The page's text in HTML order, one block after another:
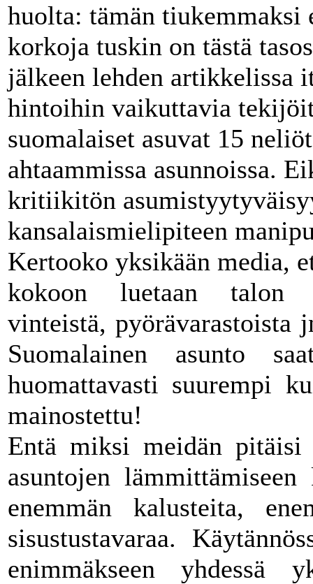
huolta: tämän
korkoja tuskin on tästä
jälkeen lehden artikkelissa
hintoihin vaikuttavia
suomalaiset asuvat 15
ahtaammissa asunnoissa.
kritiikitön
kansalaismielipiteen
Kertooko yksikään media,
kokoon luetaan talon
vinteistä, pyörävarastoista
Suomalainen asunto
huomattavasti suurempi
mainostettu!
Entä miksi meidän
asuntojen
enemmän kalusteita,
sisustustavaraa.
enimmäkseen yhdessä